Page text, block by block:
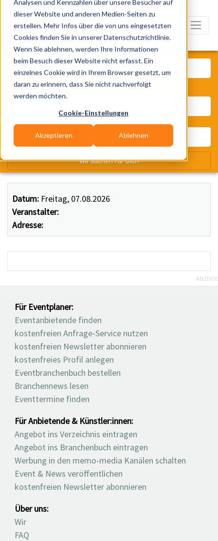
Analysen und Kennzahlen über unsere Besucher auf
dieser Website und anderen Medien-Seiten zu
erstellen. Mehr Infos über die von uns eingesetzten
Cookies finden Sie in unserer Datenschutzrichtlinie.
Wenn Sie ablehnen, werden Ihre Informationen
beim Besuch dieser Website nicht erfasst. Ein
einzelnes Cookie wird in Ihrem Browser gesetzt, um
daran zu erinnern, dass Sie nicht nachverfolgt
werden möchten.
Cookie-Einstellungen
Akzeptieren Ablehnen
Datum: Freitag, 07.08.2026
Veranstalter:
Adresse:
Was? Künstler, Zelte, Bands,
Wir suchen für Dich
ANZEIGE
Für Eventplaner:
Eventanbietende finden
kostenfreien Anfrage-Service nutzen
kostenfreien Newsletter abonnieren
kostenfreies Profil anlegen
Eventbranchenbuch bestellen
Branchennews lesen
Eventtermine finden
Für Anbietende & Künstler:innen:
Angebot ins Verzeichnis eintragen
Angebot ins Branchenbuch eintragen
Werbung in den memo-media Kanälen schalten
Event & News veröffentlichen
kostenfreien Newsletter abonnieren
Über uns:
Wir
FAQ